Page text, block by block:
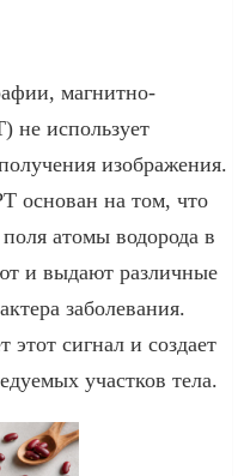
магнитно-
не использует
изображения.
основан на том, что
атомы водорода в
и выдают различные
заболевания.
этот сигнал и создает
участков тела.